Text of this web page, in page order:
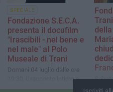
che lascia un segno
indelebile
SPECIALE
Fondazione S.E.C.A.
presenta il docufilm
"Irascibili - nel bene e
nel male" al Polo
Museale di Trani
Domani 04 luglio dalle ore
19:30, il racconto intimo e
potente di uno storico